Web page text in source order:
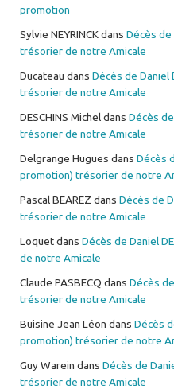
promotion
Sylvie NEYRINCKdans Décès de
trésorier de notre Amicale
Ducateau dans Décès de Daniel
trésorier de notre Amicale
DESCHINS Micheldans Décès
trésorier de notre Amicale
Delgrange Hugues dans Décès
promotion) trésorier de notre
Pascal BEAREZ dans Décès de
trésorier de notre Amicale
Loquetdans Décès de Daniel
de notre Amicale
Claude PASBECQ dans Décès
trésorier de notre Amicale
Buisine Jean Léon dans Décès
promotion) trésorier de notre
Guy Warein dans Décès de
trésorier de notre Amicale